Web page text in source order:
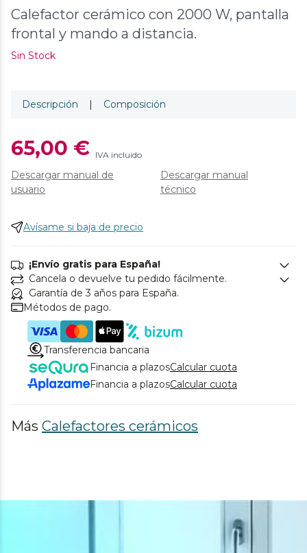
Calefactor cerámico con 2000 W, pantalla
frontal y mando a distancia.
Sin Stock
Descripción | Composición
65,00 € IVA incluido
Descargar manual de
usuario
Descargar manual
técnico
Avísame si baja de precio
¡Envío gratis para España!
Cancela o devuelve tu pedido fácilmente.
Garantía de 3 años para España.
Métodos de pago.
Transferencia bancaria
Financia a plazosCalcular cuota
Financia a plazosCalcular cuota
Más Calefactores cerámicos